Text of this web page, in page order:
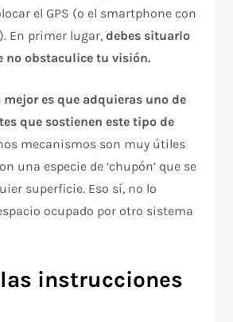
el GPS (o el smartphone con
En primer lugar,debes situarlo
no obstaculice tu visión.
mejor es que adquieras uno de
que sostienen este tipo de
mecanismos son muy útiles
una especie de ‘chupón’ que se
superficie. Eso sí, no lo
ocupado por otro sistema
instrucciones